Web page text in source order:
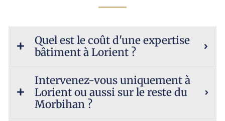
Quel est le coût d'une expertise
bâtiment à Lorient ?
Intervenez-vous uniquement à
Lorient ou aussi sur le reste du
Morbihan ?